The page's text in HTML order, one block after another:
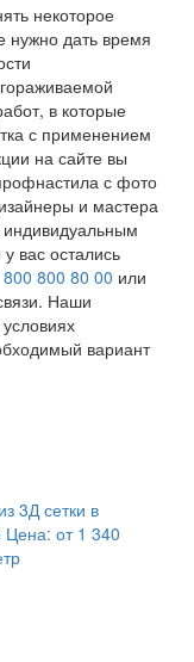
некоторое
нужно дать время
в которые
с применением
на сайте вы
с фото
и мастера
индивидуальным
вас остались
800 800 80 00 или
Наши
вариант
3Д сетки в
Цена: от 1 340